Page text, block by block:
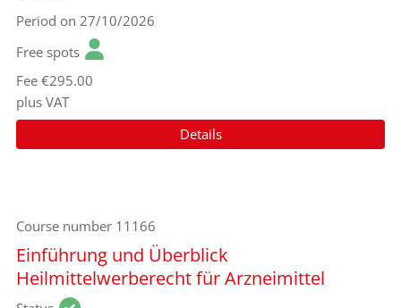
Period on 27/10/2026
Free spots
Fee €295.00
plus VAT
Details
Course number 11166
Einführung und Überblick
Heilmittelwerberecht für Arzneimittel